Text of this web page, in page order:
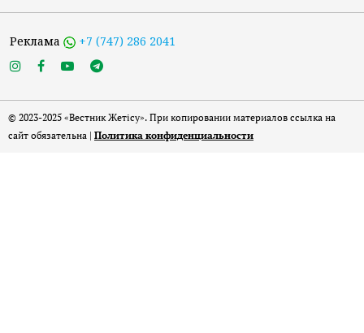
Реклама +7 (747) 286 2041
© 2023-2025 «Вестник Жетісу». При копировании материалов ссылка на
сайт обязательна | Политика конфиденциальности